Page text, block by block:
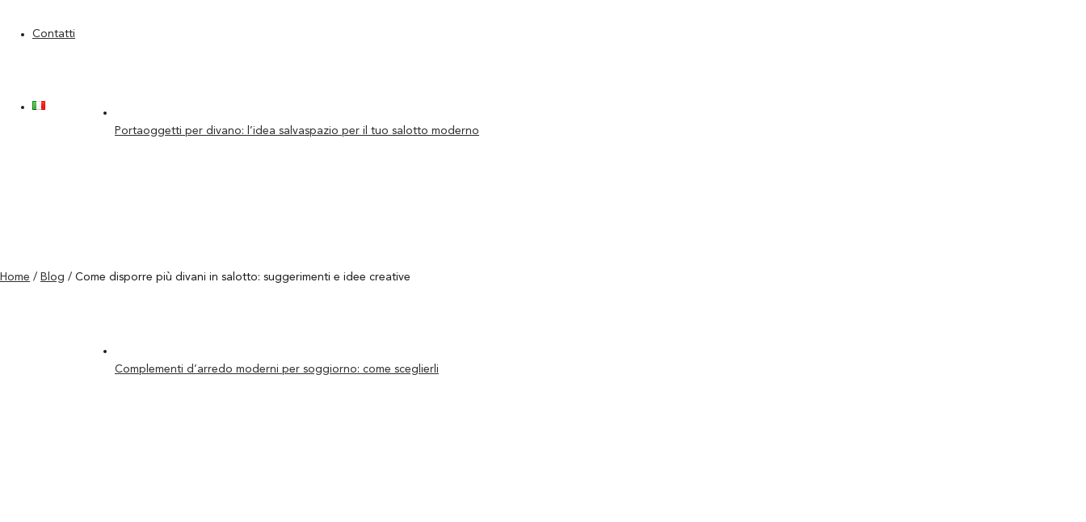
Contatti
Home / Blog / Come disporre più divani in salotto: suggerimenti e idee creative
Portaoggetti per divano: l’idea salvaspazio per il tuo salotto moderno
Complementi d’arredo moderni per soggiorno: come sceglierli